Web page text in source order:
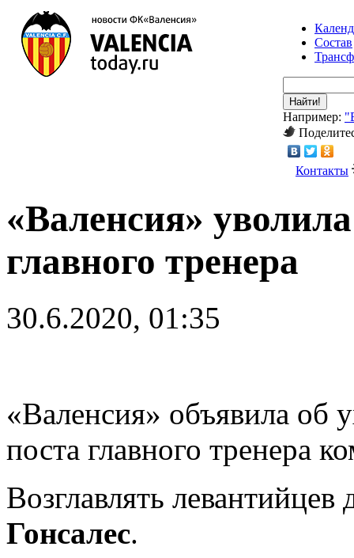
Состав
Найти!
Например:
Контакты
«Валенсия»
главного тренера
30.6.2020, 01:35
«Валенсия» объявила об
поста главного тренера
Возглавлять
Гонсалес.